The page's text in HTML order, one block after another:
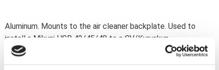
Aluminum. Mounts to the air cleaner backplate. Used to
install a Mikuni HSR 42/45/48 to a CV/Kuryakyn
Hypercharger or S&S air cleaner. Note: Requires 587047 o-